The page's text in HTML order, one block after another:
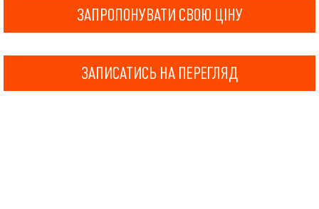
ЗАПРОПОНУВАТИ СВОЮ ЦІНУ
ЗАПИСАТИСЬ НА ПЕРЕГЛЯД